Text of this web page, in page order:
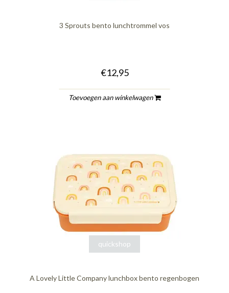
3 Sprouts bento lunchtrommel vos
€12,95
Toevoegen aan winkelwagen
quickshop
A Lovely Little Company lunchbox bento regenbogen